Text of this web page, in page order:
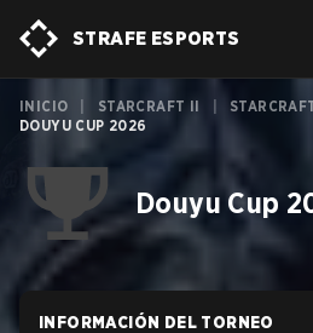
STRAFE ESPORTS
INICIO STARCRAFT II
DOUYU CUP 2026
Douyu Cup
INFORMACIÓN DEL TORNEO